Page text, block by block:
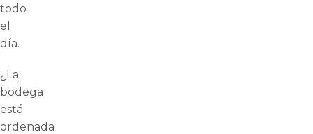
todo
el
día.
¿La
bodega
está
ordenada